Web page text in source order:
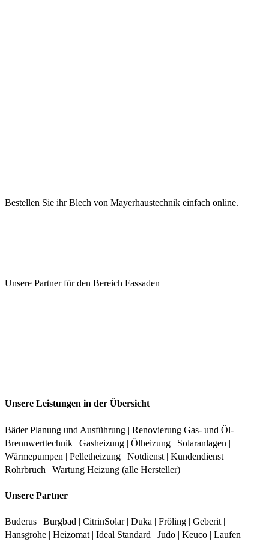
Bestellen Sie ihr Blech von Mayerhaustechnik einfach online.
Unsere Partner für den Bereich Fassaden
Unsere Leistungen in der Übersicht
Bäder Planung und Ausführung | Renovierung Gas- und Öl-
Brennwerttechnik | Gasheizung | Ölheizung | Solaranlagen |
Wärmepumpen | Pelletheizung | Notdienst | Kundendienst
Rohrbruch | Wartung Heizung (alle Hersteller)
Unsere Partner
Buderus | Burgbad | CitrinSolar | Duka | Fröling | Geberit |
Hansgrohe | Heizomat | Ideal Standard | Judo | Keuco | Laufen |